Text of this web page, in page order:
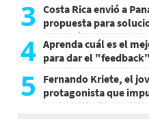
3 Costa Rica envió a
propuesta para
comercial
4 Aprenda cuál es el
para dar el
5
Fernando Kriete, el
protagonista que
emprendimientos y